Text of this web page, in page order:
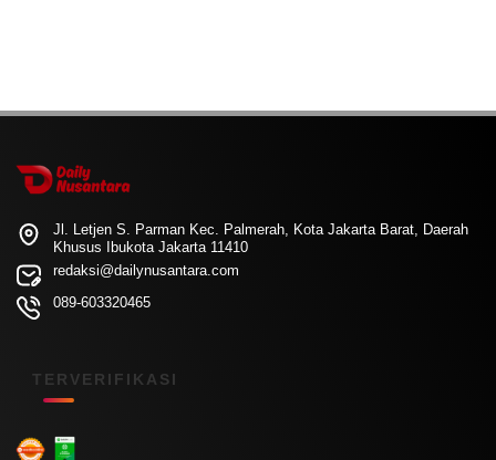
Jl. Letjen S. Parman Kec. Palmerah, Kota Jakarta Barat, Daerah
Khusus Ibukota Jakarta 11410
redaksi@dailynusantara.com
089-603320465
TERVERIFIKASI